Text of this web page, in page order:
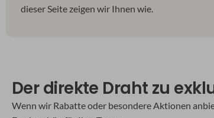
dieser Seite zeigen wir Ihnen wie.
Der direkte Draht zu
Wenn wir Rabatte oder besondere Aktionen